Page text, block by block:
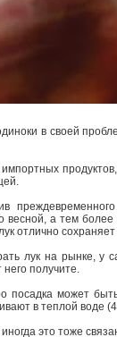
в своей
весной, а тем
отлично
лук на рынке, у
получите.
посадка может
в теплой воде
иногда это тоже